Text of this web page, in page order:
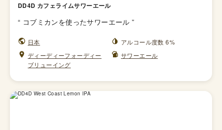
DD4D カフェライムサワーエール
“ コブミカンを使ったサワーエール ”
日本
アルコール度数 6%
ディーディーフォーディー
ブリューイング
サワーエール